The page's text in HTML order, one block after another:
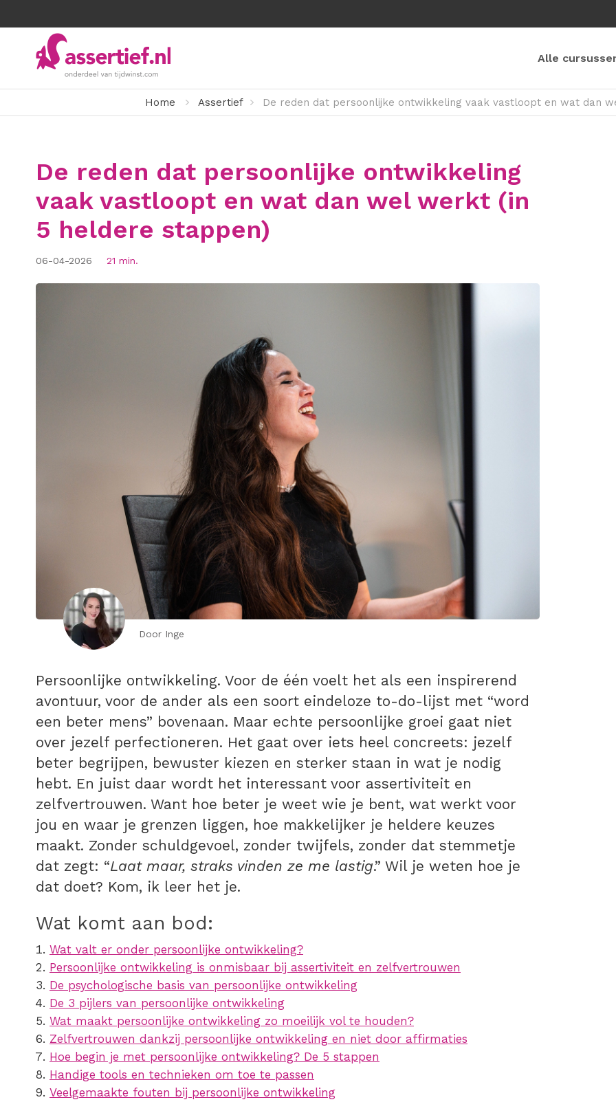
Alle
Home Assertief De reden dat persoonlijke ontwikkeling vaak vastloopt en wat dan
De reden dat persoonlijke ontwikkeling
vaak vastloopt en wat dan wel werkt (in
5 heldere stappen)
06-04-2026 21 min.
Door Inge
Persoonlijke ontwikkeling. Voor de één voelt het als een inspirerend
avontuur, voor de ander als een soort eindeloze to-do-lijst met “word
een beter mens” bovenaan. Maar echte persoonlijke groei gaat niet
over jezelf perfectioneren. Het gaat over iets heel concreets: jezelf
beter begrijpen, bewuster kiezen en sterker staan in wat je nodig
hebt. En juist daar wordt het interessant voor assertiviteit en
zelfvertrouwen. Want hoe beter je weet wie je bent, wat werkt voor
jou en waar je grenzen liggen, hoe makkelijker je heldere keuzes
maakt. Zonder schuldgevoel, zonder twijfels, zonder dat stemmetje
dat zegt: “Laat maar, straks vinden ze me lastig.” Wil je weten hoe je
dat doet? Kom, ik leer het je.
Wat komt aan bod:
Wat valt er onder persoonlijke ontwikkeling?
Persoonlijke ontwikkeling is onmisbaar bij assertiviteit en zelfvertrouwen
De psychologische basis van persoonlijke ontwikkeling
De 3 pijlers van persoonlijke ontwikkeling
Wat maakt persoonlijke ontwikkeling zo moeilijk vol te houden?
Zelfvertrouwen dankzij persoonlijke ontwikkeling en niet door affirmaties
Hoe begin je met persoonlijke ontwikkeling? De 5 stappen
Handige tools en technieken om toe te passen
Veelgemaakte fouten bij persoonlijke ontwikkeling